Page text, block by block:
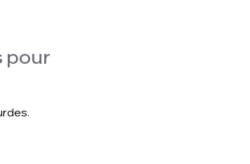
pour